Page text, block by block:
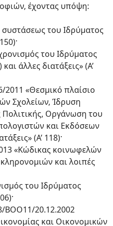
έχοντας υπόψη:
του Ιδρύματος
του Ιδρύματος
άλλες διατάξεις» (Α’
2011 «Θεσμικό πλαίσιο
Σχολείων, Ίδρυση
Πολιτικής, Οργάνωση του
και Εκδόσεων
(Α’ 118)·
«Κώδικας κοινωφελών
και λοιπές
του Ιδρύματος
ΒΟΟ11/20.12.2002
και Οικονομικών